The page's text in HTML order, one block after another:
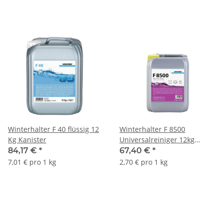
Winterhalter F 40 flüssig 12
Kg Kanister
84,17 € *
7,01 € pro 1 kg
Winterhalter F 8500
Universalreiniger 12kg
(Nachfolgeprodukt für
F8400)
67,40 € *
2,70 € pro 1 kg